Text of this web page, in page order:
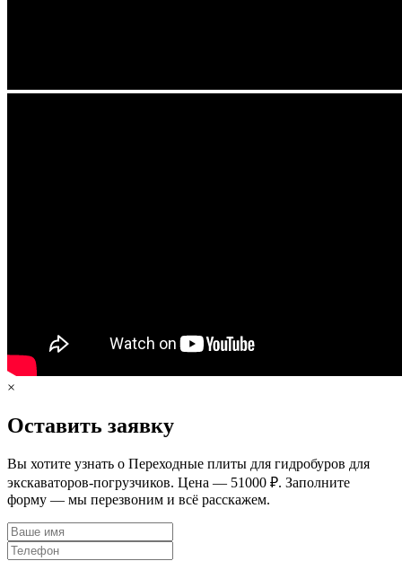
×
Оставить заявку
Вы хотите узнать о Переходные плиты для гидробуров для
экскаваторов-погрузчиков. Цена — 51000 ₽. Заполните
форму — мы перезвоним и всё расскажем.